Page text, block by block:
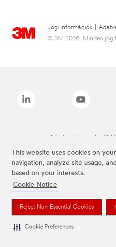
This website uses cookies on
navigation, analyze site usage,
based on your interests.
Cookie Notice
Reject Non-Essential Cookies
Cookie Preferences
Jogi információk
© 3M 2026. Minden jog
A fenti márkanevek a 3M